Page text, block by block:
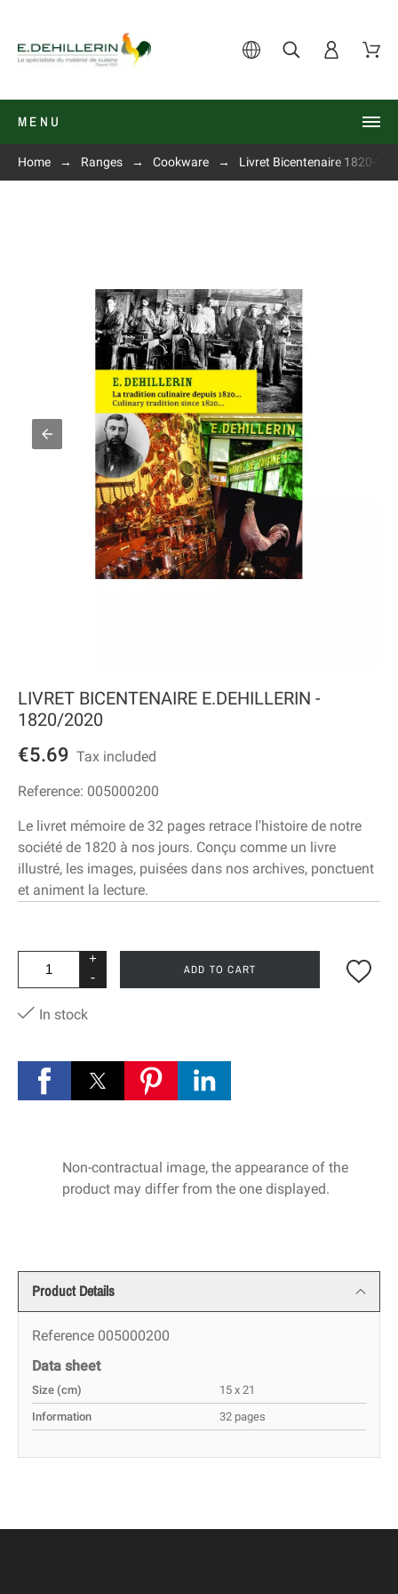
MENU
Home Ranges Cookware Livret Bicentenaire 1820-
LIVRET BICENTENAIRE E.DEHILLERIN -
1820/2020
€5.69 Tax included
Reference: 005000200
Le livret mémoire de 32 pages retrace l'histoire de notre
société de 1820 à nos jours. Conçu comme un livre
illustré, les images, puisées dans nos archives, ponctuent
et animent la lecture.
+
-
ADD TO CART
In stock
Non-contractual image, the appearance of the
product may differ from the one displayed.
Product Details
Reference 005000200
Data sheet
Size (cm)
15 x 21
Information
32 pages